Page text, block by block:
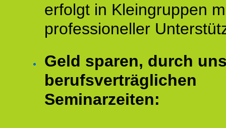
erfolgt in Kleingruppen
professioneller
Geld sparen, durch
berufsverträglichen
Seminarzeiten: